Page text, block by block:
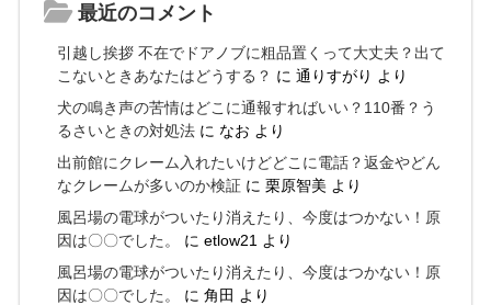
最近のコメント
引越し挨拶 不在でドアノブに粗品置くって大丈夫？出て
こないときあなたはどうする？ に通りすがり より
犬の鳴き声の苦情はどこに通報すればいい？110番？う
るさいときの対処法 に なお より
出前館にクレーム入れたいけどどこに電話？返金やどん
なクレームが多いのか検証 に栗原智美 より
風呂場の電球がついたり消えたり、今度はつかない！原
因は〇〇でした。
にetlow21 より
風呂場の電球がついたり消えたり、今度はつかない！原
因は〇〇でした。
に角田 より